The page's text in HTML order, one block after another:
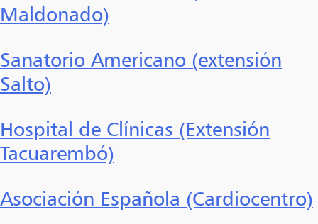
Maldonado)
Sanatorio Americano (extensión
Salto)
Hospital de Clínicas (Extensión
Tacuarembó)
Asociación Española (Cardiocentro)